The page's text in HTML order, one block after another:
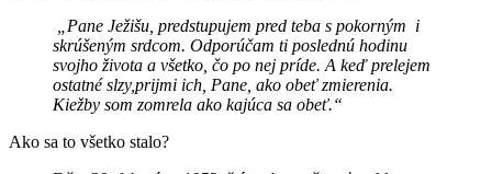
„Pane Ježišu, predstupujem pred teba s pokorným i
skrúšeným srdcom. Odporúčam ti poslednú hodinu
svojho života a všetko, čo po nej príde. A keď prelejem
ostatné slzy,prijmi ich, Pane, ako obeť zmierenia.
Kiežby som zomrela ako kajúca sa obeť.“
Ako sa to všetko stalo?